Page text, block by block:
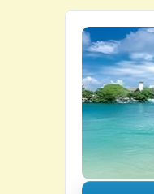
Reisen,